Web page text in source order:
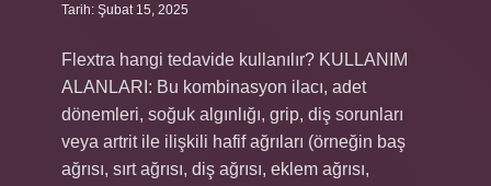
Tarih: Şubat 15, 2025
Flextra hangi tedavide kullanılır? KULLANIM
ALANLARI: Bu kombinasyon ilacı, adet
dönemleri, soğuk algınlığı, grip, diş sorunları
veya artrit ile ilişkili hafif ağrıları (örneğin baş
ağrısı, sırt ağrısı, diş ağrısı, eklem ağrısı,